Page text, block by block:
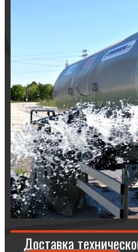
Доставка